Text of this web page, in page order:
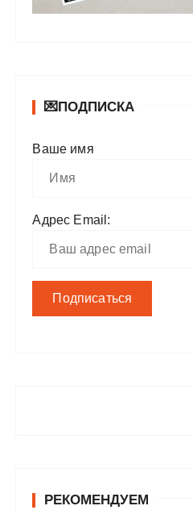
💌ПОДПИСКА
Ваше имя
Адрес Email:
РЕКОМЕНДУЕМ